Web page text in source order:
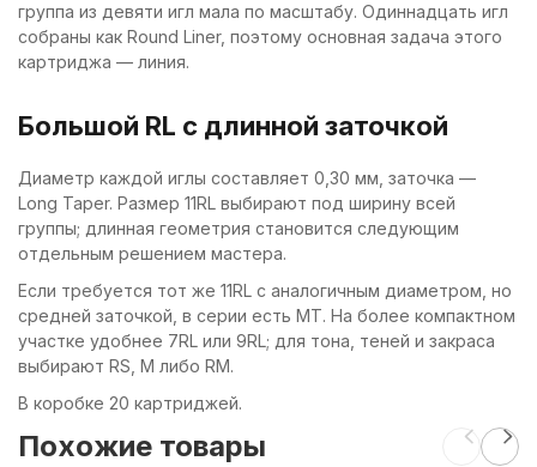
группа из девяти игл мала по масштабу. Одиннадцать игл
собраны как Round Liner, поэтому основная задача этого
картриджа — линия.
Большой RL с длинной заточкой
Диаметр каждой иглы составляет 0,30 мм, заточка —
Long Taper. Размер 11RL выбирают под ширину всей
группы; длинная геометрия становится следующим
отдельным решением мастера.
Если требуется тот же 11RL с аналогичным диаметром, но
средней заточкой, в серии есть MT. На более компактном
участке удобнее 7RL или 9RL; для тона, теней и закраса
выбирают RS, M либо RM.
В коробке 20 картриджей.
Похожие товары